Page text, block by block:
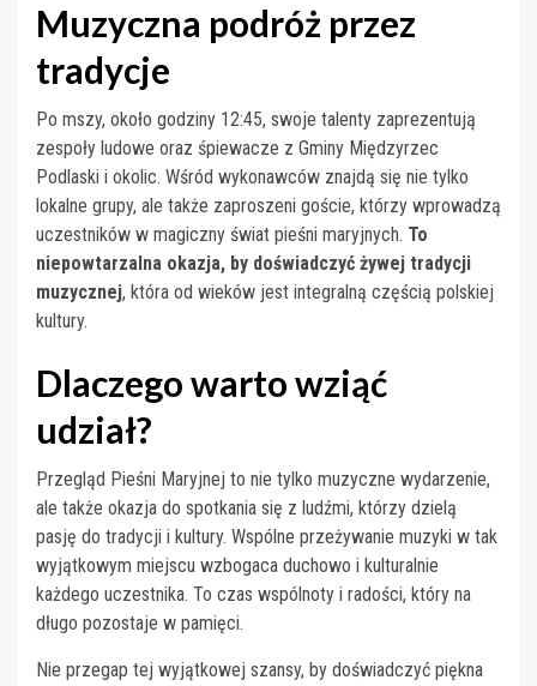
Muzyczna podróż przez
tradycje
Po mszy, około godziny 12:45, swoje talenty zaprezentują
zespoły ludowe oraz śpiewacze z Gminy Międzyrzec
Podlaski i okolic. Wśród wykonawców znajdą się nie tylko
lokalne grupy, ale także zaproszeni goście, którzy wprowadzą
uczestników w magiczny świat pieśni maryjnych. To
niepowtarzalna okazja, by doświadczyć żywej tradycji
muzycznej, która od wieków jest integralną częścią polskiej
kultury.
Dlaczego warto wziąć
udział?
Przegląd Pieśni Maryjnej to nie tylko muzyczne wydarzenie,
ale także okazja do spotkania się z ludźmi, którzy dzielą
pasję do tradycji i kultury. Wspólne przeżywanie muzyki w tak
wyjątkowym miejscu wzbogaca duchowo i kulturalnie
każdego uczestnika. To czas wspólnoty i radości, który na
długo pozostaje w pamięci.
Nie przegap tej wyjątkowej szansy, by doświadczyć piękna